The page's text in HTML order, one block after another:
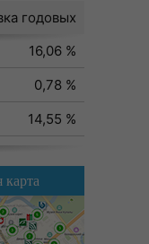
годовых
16,06 %
0,78 %
14,55 %
карта